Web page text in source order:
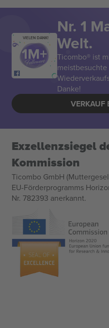
VIELEN DANK!
Nr. 1
Welt.
Ticombo® ist
Danke!
VERKAUF
Exzellenzsiegel
Kommission
Ticombo GmbH
EU-Förderprogramms
Nr. 782393 anerkannt.